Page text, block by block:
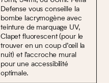
Defense vous conseille la
bombe lacrymogène avec
teinture de marquage UV,
Clapet fluorescent (pour le
trouver en un coup d’œil la
nuit) et l’accroche mural
pour une accessibilité
optimale.